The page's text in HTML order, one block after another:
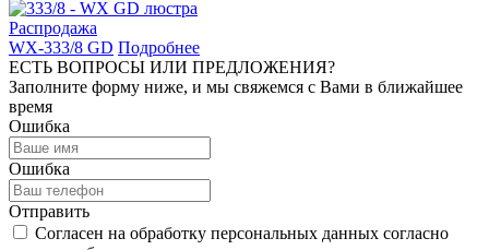
Распродажа
WX-333/8 GD Подробнее
ЕСТЬ ВОПРОСЫ ИЛИ ПРЕДЛОЖЕНИЯ?
Заполните форму ниже, и мы свяжемся с Вами в ближайшее
время
Ошибка
Ошибка
Отправить
Согласен на обработку персональных данных согласно